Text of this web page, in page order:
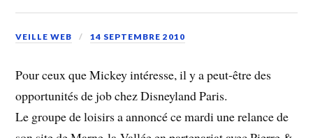
VEILLE WEB 14 SEPTEMBRE 2010
Pour ceux que Mickey intéresse, il y a peut-être des
opportunités de job chez Disneyland Paris.
Le groupe de loisirs a annoncé ce mardi une relance de